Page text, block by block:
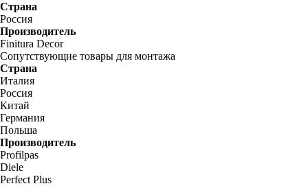
Страна
Россия
Производитель
Finitura Decor
Сопутствующие товары для монтажа
Страна
Италия
Россия
Китай
Германия
Польша
Производитель
Profilpas
Diele
Perfect Plus